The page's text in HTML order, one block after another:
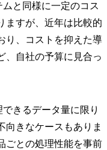
と同様に一定のコス
ますが、近年は比較的
り、コストを抑えた導
、自社の予算に見合っ
きるデータ量に限り
向きなケースもありま
ごとの処理性能を事前